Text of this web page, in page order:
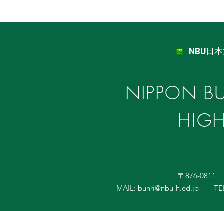
NBU日
NIPPON
〒876-0811
MAIL: bunri@nbu-h.ed.jp